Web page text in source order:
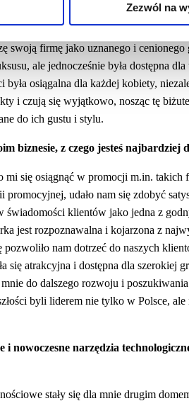
Zezwól na
markę biżuteryjną, która oferuje
przyjemność być częścią tego
swoją firmę jako uznanego i
ale jednocześnie była dostępna
osiągalna dla każdej kobiety,
i czują się wyjątkowo, nosząc tę
do ich gustu i stylu.
biznesie, z czego jesteś najbardziej
mi się osiągnąć w promocji m.in.
udało nam się zdobyć
świadomości klientów jako jedna z
jest rozpoznawalna i kojarzona z
nam dotrzeć do naszych
się atrakcyjna i dostępna dla szerokiej
do dalszego rozwoju i
byli liderem nie tylko w Polsce,
i nowoczesne narzędzia
stały się dla mnie drugim